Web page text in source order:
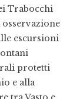
Trabocchi
escursioni
protetti
e alla